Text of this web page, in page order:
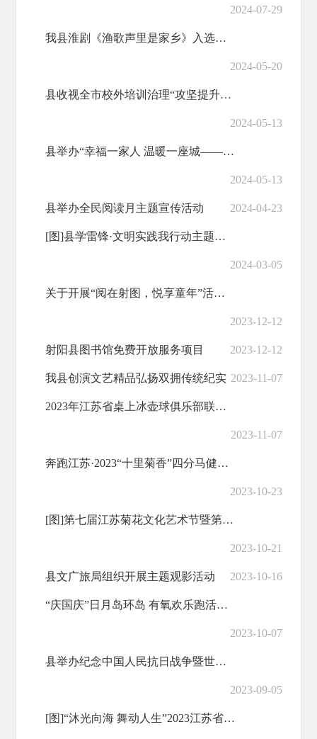
2024-07-29
我县淮剧《渔歌声里是家乡》入选江苏艺术基金资助项目
2024-05-20
县收视全市校外培训治理“攻坚提升年”行动动员部署视频会实况
2024-05-13
县举办“幸福一家人 温暖一座城——亲子保龄球对对碰”活动
2024-05-13
县举办全民阅读月主题宣传活动 2024-04-23
[图]县学雷锋·文明实践我行动主题活动启动
2024-03-05
关于开展“阅在射图，悦享童年”活动的通知
2023-12-12
射阳县图书馆免费开放服务项目 2023-12-12
我县创演文艺精品弘扬双拥传统纪实 2023-11-07
2023年江苏省桌上冰壶球俱乐部联赛总决赛在射精彩开赛
2023-11-07
奔跑江苏·2023“十里菊香”四分马健身跑活动举办
2023-10-23
[图]第七届江苏菊花文化艺术节暨第二十八届洋马菊花节开幕
2023-10-21
县文广旅局组织开展主题观影活动 2023-10-16
“庆国庆”日月岛环岛 有氧欢乐跑活动正式开跑
2023-10-07
县举办纪念中国人民抗日战争暨世界反法西斯 战争胜利78周年主题活动暨情景剧《寻亲》首演
2023-09-05
[图]“沐光向海 舞动人生”2023江苏省青少年街舞大赛在射开幕